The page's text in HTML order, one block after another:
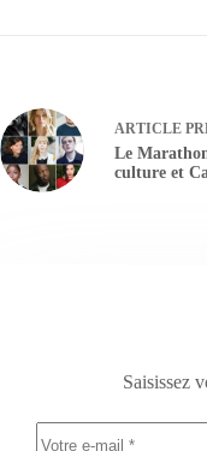
ARTICLE
Le
culture et
Saisissez